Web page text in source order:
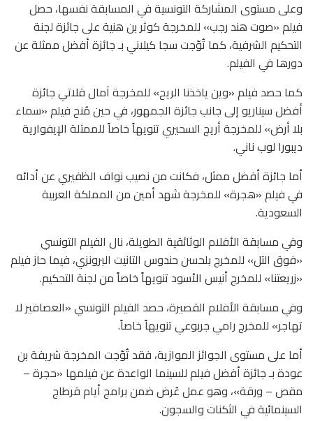
وعلى مستوى المشاركة التونسية في المسابقة نفسها، حصل
فيلم «صوت هند رجب» للمخرجة كوثر بن هنية على جائزة لجنة
التحكيم الشرفية، كما تُوّجت سجا كيلاني بـ جائزة أفضل ممثلة عن
دورها في الفيلم.
كما حصد فيلم «وين ياخذنا الريح» للمخرجة آمال قلاتي جائزة
أفضل سيناريو إلى جانب جائزة الجمهور، في حين مُنح فيلم «سماء
بلا أرض» للمخرجة أريج السحيري تنويهاً خاصاً للممثلة الإيفوارية
ديبورا لوب ناني.
أما جائزة أفضل ممثل، فكانت من نصيب نواف الظفيري عن أدائه
في فيلم «هجرة» للمخرجة شهد أمين من المملكة العربية
السعودية.
وفي مسابقة الأفلام الوثائقية الطويلة، نال الفيلم التونسي
«فوق التل» للمخرج بلحسن حندوس التانيت البرونزي، فيما حاز فيلم
«زريعتنا» للمخرج أنيس الأسود تنويهاً خاصاً من لجنة التحكيم.
وفي مسابقة الأفلام القصيرة، حصد الفيلم التونسي «العصافير لا
تهاجر» للمخرج رامي جربوعي تنويهاً خاصاً.
أما على مستوى الجوائز الموازية، فقد تُوّجت المخرجة شريفة بن
عودة بـ جائزة أفضل فيلم للسينما الواعدة عن فيلمها «حجرة –
مقص – ورقة»، وهو عمل عُرض ضمن برامج أيام قرطاج
السينمائية في الثكنات والسجون.